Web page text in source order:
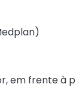
em frente